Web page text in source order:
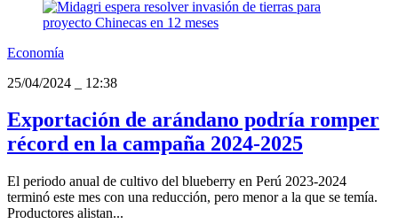
Economía
25/04/2024
12:38
Exportación de arándano podría romper
récord en la campaña 2024-2025
El periodo anual de cultivo del blueberry en Perú 2023-2024
terminó este mes con una reducción, pero menor a la que se temía.
Productores alistan...